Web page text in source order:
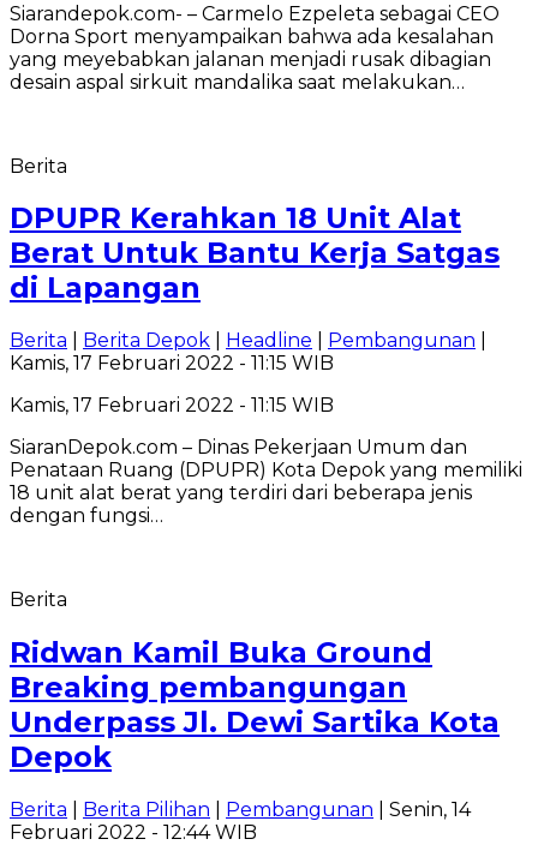
Siarandepok.com- – Carmelo Ezpeleta sebagai CEO
Dorna Sport menyampaikan bahwa ada kesalahan
yang meyebabkan jalanan menjadi rusak dibagian
desain aspal sirkuit mandalika saat melakukan…
Berita
DPUPR Kerahkan 18 Unit Alat
Berat Untuk Bantu Kerja Satgas
di Lapangan
Berita Berita Depok Headline Pembangunan
Kamis, 17 Februari 2022 - 11:15 WIB
Kamis, 17 Februari 2022 - 11:15 WIB
SiaranDepok.com – Dinas Pekerjaan Umum dan
Penataan Ruang (DPUPR) Kota Depok yang memiliki
18 unit alat berat yang terdiri dari beberapa jenis
dengan fungsi…
Berita
Ridwan Kamil Buka Ground
Breaking pembangungan
Underpass Jl. Dewi Sartika Kota
Depok
Berita Berita Pilihan Pembangunan | Senin, 14
Februari 2022 - 12:44 WIB